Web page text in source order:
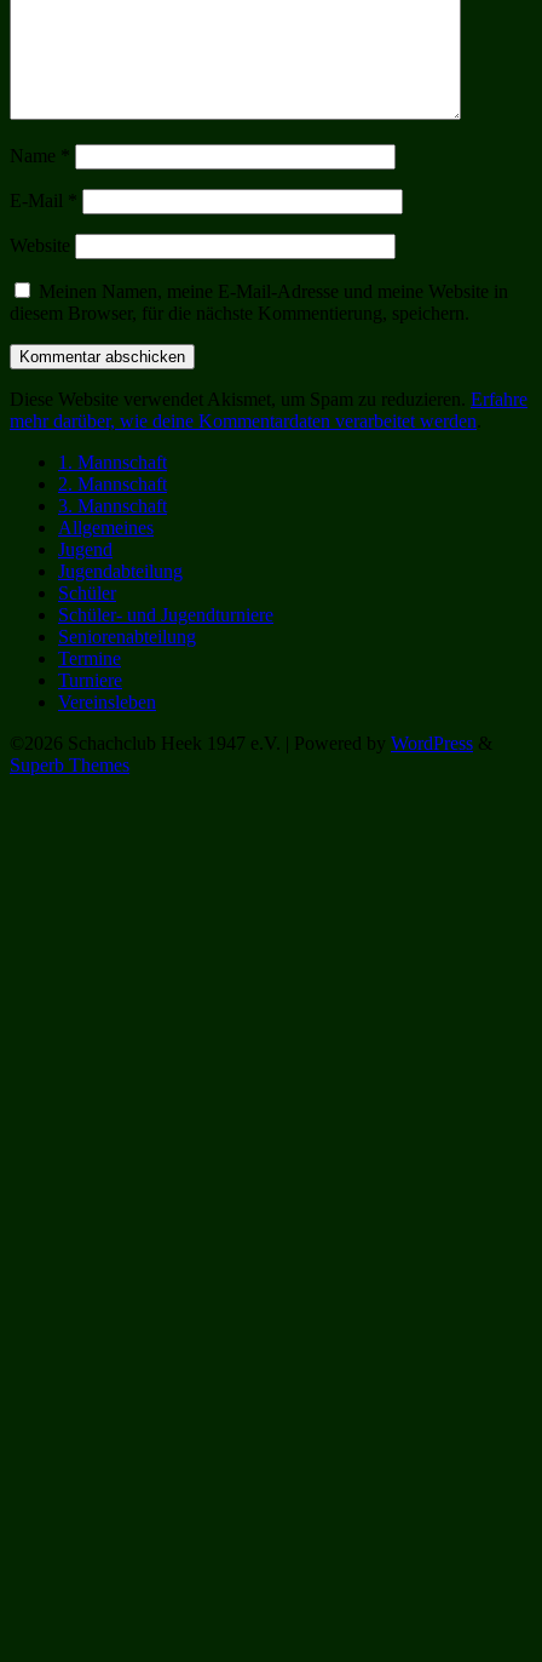
Name *
E-Mail *
Website
Meinen Namen, meine E-Mail-Adresse und meine Website in
diesem Browser, für die nächste Kommentierung, speichern.
Diese Website verwendet Akismet, um Spam zu reduzieren. Erfahre
mehr darüber, wie deine Kommentardaten verarbeitet werden.
1. Mannschaft
2. Mannschaft
3. Mannschaft
Allgemeines
Jugend
Jugendabteilung
Schüler
Schüler- und Jugendturniere
Seniorenabteilung
Termine
Turniere
Vereinsleben
©2026 Schachclub Heek 1947 e.V. | Powered by WordPress &
Superb Themes